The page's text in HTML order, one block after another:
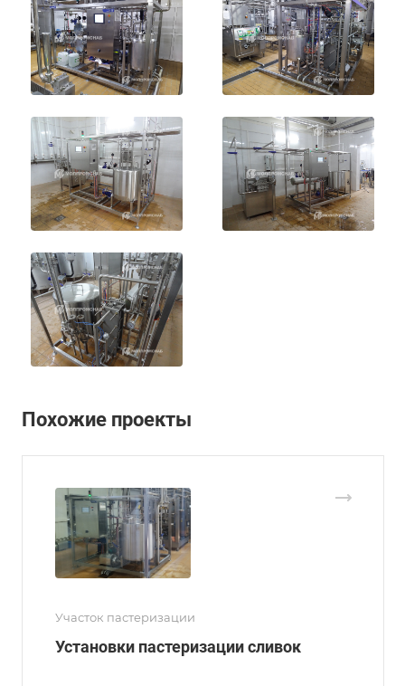
Похожие проекты
Участок пастеризации
Установки пастеризации сливок